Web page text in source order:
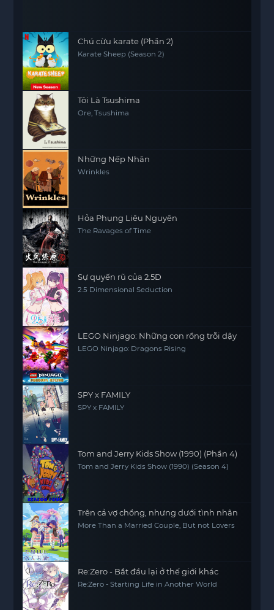
Chú cừu karate (Phần 2)
Karate Sheep (Season 2)
Tôi Là Tsushima
Ore, Tsushima
Những Nếp Nhăn
Wrinkles
Hỏa Phụng Liêu Nguyên
The Ravages of Time
Sự quyến rũ của 2.5D
2.5 Dimensional Seduction
LEGO Ninjago: Những con rồng trỗi dậy
LEGO Ninjago: Dragons Rising
SPY x FAMILY
SPY x FAMILY
Tom and Jerry Kids Show (1990) (Phần 4)
Tom and Jerry Kids Show (1990) (Season 4)
Trên cả vợ chồng, nhưng dưới tình nhân
More Than a Married Couple, But not Lovers
Re:Zero - Bắt đầu lại ở thế giới khác
Re:Zero - Starting Life in Another World